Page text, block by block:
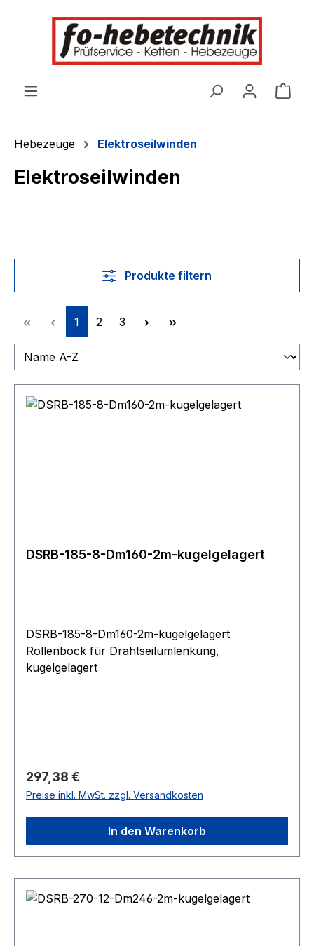
springen
Hebezeuge Elektroseilwinden
Elektroseilwinden
Produkte filtern
Seite
1 Seite
2 Seite
3
DSRB-185-8-Dm160-2m-kugelgelagert
DSRB-185-8-Dm160-2m-kugelgelagert
Rollenbock für Drahtseilumlenkung,
kugelgelagert
Regulärer Preis:
297,38 €
Preise inkl. MwSt. zzgl. Versandkosten
In den Warenkorb